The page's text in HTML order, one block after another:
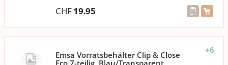
CHF19.95
+6
Emsa Vorratsbehälter Clip & Close
Eco 7-teilig, Blau/Transparent